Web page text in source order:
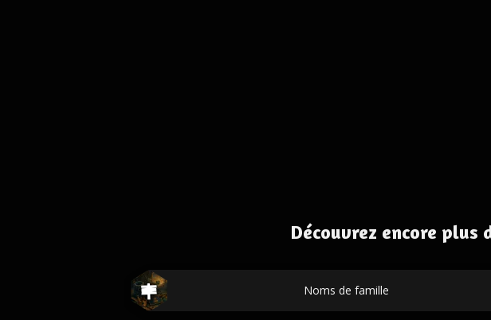
Découvrez encore
Noms de famille